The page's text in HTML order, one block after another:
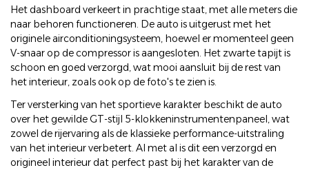
Het dashboard verkeert in prachtige staat, met alle meters die
naar behoren functioneren. De auto is uitgerust met het
originele airconditioningsysteem, hoewel er momenteel geen
V-snaar op de compressor is aangesloten. Het zwarte tapijt is
schoon en goed verzorgd, wat mooi aansluit bij de rest van
het interieur, zoals ook op de foto's te zien is.
Ter versterking van het sportieve karakter beschikt de auto
over het gewilde GT-stijl 5-klokkeninstrumentenpaneel, wat
zowel de rijervaring als de klassieke performance-uitstraling
van het interieur verbetert. Al met al is dit een verzorgd en
origineel interieur dat perfect past bij het karakter van de